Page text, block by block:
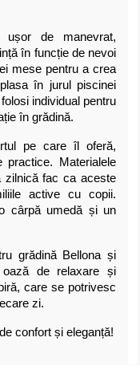
ușor de manevrat,
în funcție de nevoi
mese pentru a crea
în jurul piscinei
individual pentru
în grădină.
pe care îl oferă,
Materialele
zilnică fac ca aceste
active cu copii.
cârpă umedă și un
grădină Bellona și
oază de relaxare și
care se potrivesc
zi.
confort și eleganță!